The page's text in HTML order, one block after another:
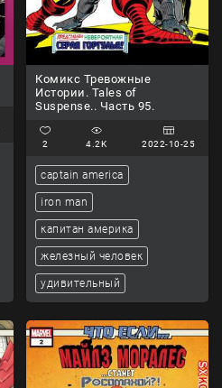
Комикс Тревожные
Истории. Tales of
Suspense.. Часть 95.
2 4.2K 2022-10-25
captain america
iron man
капитан америка
железный человек
удивительный